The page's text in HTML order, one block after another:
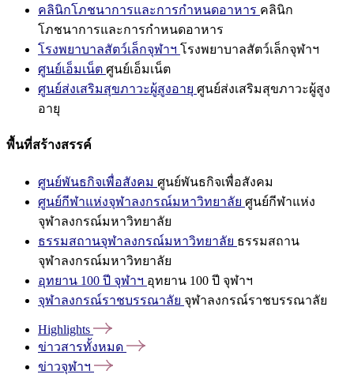
คลินิกโภชนาการและการกำหนดอาหาร คลินิก
โภชนาการและการกำหนดอาหาร
โรงพยาบาลสัตว์เล็กจุฬาฯ โรงพยาบาลสัตว์เล็กจุฬาฯ
ศูนย์เอ็มเน็ต ศูนย์เอ็มเน็ต
ศูนย์ส่งเสริมสุขภาวะผู้สูงอายุ ศูนย์ส่งเสริมสุขภาวะผู้สูง
อายุ
พื้นที่สร้างสรรค์
ศูนย์พันธกิจเพื่อสังคม ศูนย์พันธกิจเพื่อสังคม
ศูนย์กีฬาแห่งจุฬาลงกรณ์มหาวิทยาลัย ศูนย์กีฬาแห่ง
จุฬาลงกรณ์มหาวิทยาลัย
ธรรมสถานจุฬาลงกรณ์มหาวิทยาลัย ธรรมสถาน
จุฬาลงกรณ์มหาวิทยาลัย
อุทยาน 100 ปี จุฬาฯ อุทยาน 100 ปี จุฬาฯ
จุฬาลงกรณ์ราชบรรณาลัย จุฬาลงกรณ์ราชบรรณาลัย
Highlights
ข่าวสารทั้งหมด
ข่าวจุฬาฯ